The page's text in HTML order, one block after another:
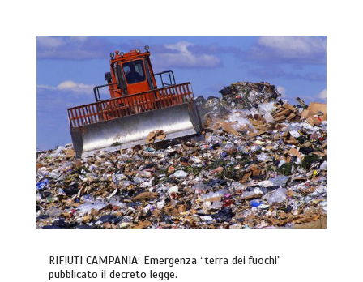
RIFIUTI CAMPANIA: Emergenza “terra dei fuochi”
pubblicato il decreto legge.